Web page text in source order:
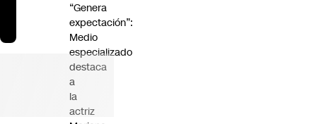
“Genera
expectación”:
Medio
especializado
destaca
a
la
actriz